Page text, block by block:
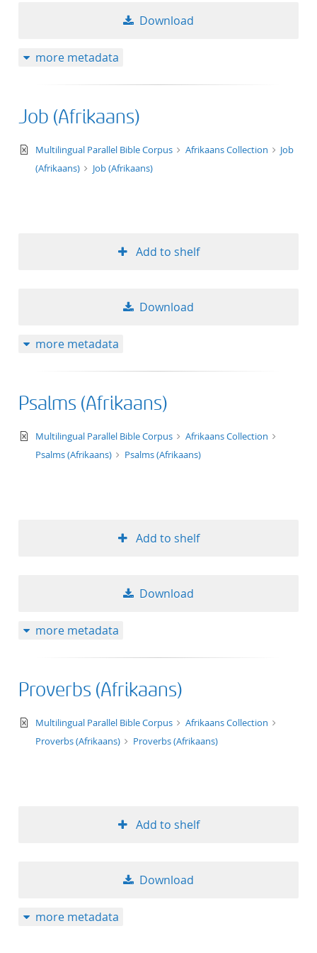
Download
more metadata
Job (Afrikaans)
text/xml
Multilingual Parallel Bible Corpus Afrikaans Collection
Job
(Afrikaans)
Job (Afrikaans)
Add to shelf
Download
more metadata
Psalms (Afrikaans)
text/xml
Multilingual Parallel Bible Corpus
Afrikaans Collection
Psalms (Afrikaans)
Psalms (Afrikaans)
Add to shelf
Download
more metadata
Proverbs (Afrikaans)
text/xml
Multilingual Parallel Bible Corpus
Afrikaans Collection
Proverbs (Afrikaans)
Proverbs (Afrikaans)
Add to shelf
Download
more metadata